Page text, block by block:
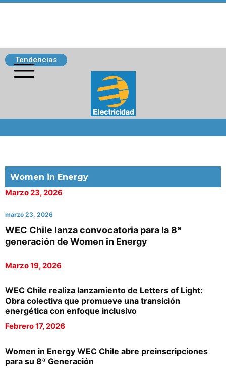
Tendencias
Women in Energy
Marzo 23, 2026
marzo 23, 2026
WEC Chile lanza convocatoria para la 8ª
generación de Women in Energy
Marzo 19, 2026
WEC Chile realiza lanzamiento de Letters of Light:
Obra colectiva que promueve una transición
energética con enfoque inclusivo
Febrero 17, 2026
Women in Energy WEC Chile abre preinscripciones
para su 8ª Generación